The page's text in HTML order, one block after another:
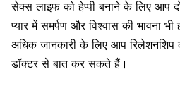
सेक्स लाइफ को हेप्पी बनाने के लिए आप
प्यार में समर्पण और विश्वास की भावना
अधिक जानकारी के लिए आप रिलेशनशिप
डॉक्टर से बात कर सकते हैं।